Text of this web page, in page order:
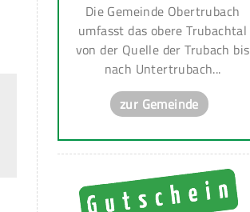
Die Gemeinde Obertrubach
umfasst das obere Trubachtal
von der Quelle der Trubach bis
nach Untertrubach...
zur Gemeinde